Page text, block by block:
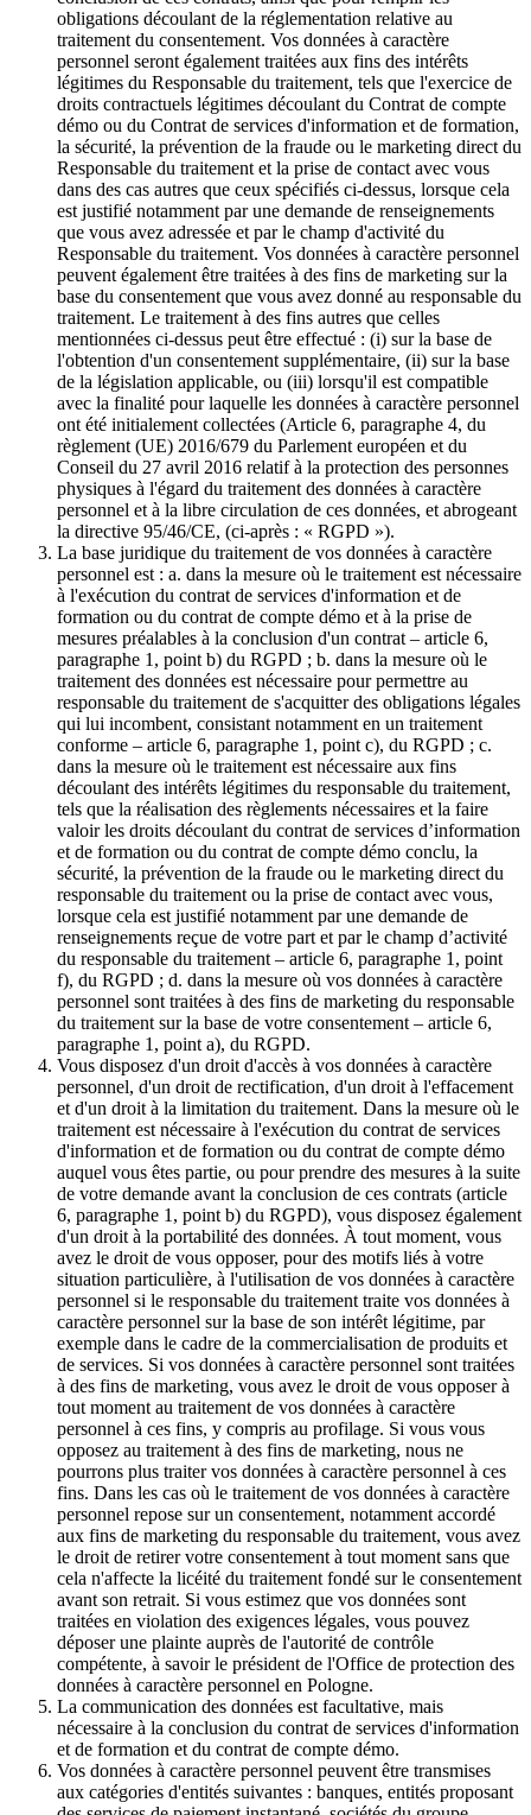
obligations découlant de la réglementation relative au
traitement du consentement. Vos données à caractère
personnel seront également traitées aux fins des intérêts
légitimes du Responsable du traitement, tels que l'exercice de
droits contractuels légitimes découlant du Contrat de compte
démo ou du Contrat de services d'information et de formation,
la sécurité, la prévention de la fraude ou le marketing direct du
Responsable du traitement et la prise de contact avec vous
dans des cas autres que ceux spécifiés ci-dessus, lorsque cela
est justifié notamment par une demande de renseignements
que vous avez adressée et par le champ d'activité du
Responsable du traitement. Vos données à caractère personnel
peuvent également être traitées à des fins de marketing sur la
base du consentement que vous avez donné au responsable du
traitement. Le traitement à des fins autres que celles
mentionnées ci-dessus peut être effectué : (i) sur la base de
l'obtention d'un consentement supplémentaire, (ii) sur la base
de la législation applicable, ou (iii) lorsqu'il est compatible
avec la finalité pour laquelle les données à caractère personnel
ont été initialement collectées (Article 6, paragraphe 4, du
règlement (UE) 2016/679 du Parlement européen et du
Conseil du 27 avril 2016 relatif à la protection des personnes
physiques à l'égard du traitement des données à caractère
personnel et à la libre circulation de ces données, et abrogeant
la directive 95/46/CE, (ci-après : « RGPD »).
La base juridique du traitement de vos données à caractère
personnel est : a. dans la mesure où le traitement est nécessaire
à l'exécution du contrat de services d'information et de
formation ou du contrat de compte démo et à la prise de
mesures préalables à la conclusion d'un contrat – article 6,
paragraphe 1, point b) du RGPD ; b. dans la mesure où le
traitement des données est nécessaire pour permettre au
responsable du traitement de s'acquitter des obligations légales
qui lui incombent, consistant notamment en un traitement
conforme – article 6, paragraphe 1, point c), du RGPD ; c.
dans la mesure où le traitement est nécessaire aux fins
découlant des intérêts légitimes du responsable du traitement,
tels que la réalisation des règlements nécessaires et la faire
valoir les droits découlant du contrat de services d’information
et de formation ou du contrat de compte démo conclu, la
sécurité, la prévention de la fraude ou le marketing direct du
responsable du traitement ou la prise de contact avec vous,
lorsque cela est justifié notamment par une demande de
renseignements reçue de votre part et par le champ d’activité
du responsable du traitement – article 6, paragraphe 1, point
f), du RGPD ; d. dans la mesure où vos données à caractère
personnel sont traitées à des fins de marketing du responsable
du traitement sur la base de votre consentement – article 6,
paragraphe 1, point a), du RGPD.
Vous disposez d'un droit d'accès à vos données à caractère
personnel, d'un droit de rectification, d'un droit à l'effacement
et d'un droit à la limitation du traitement. Dans la mesure où le
traitement est nécessaire à l'exécution du contrat de services
d'information et de formation ou du contrat de compte démo
auquel vous êtes partie, ou pour prendre des mesures à la suite
de votre demande avant la conclusion de ces contrats (article
6, paragraphe 1, point b) du RGPD), vous disposez également
d'un droit à la portabilité des données. À tout moment, vous
avez le droit de vous opposer, pour des motifs liés à votre
situation particulière, à l'utilisation de vos données à caractère
personnel si le responsable du traitement traite vos données à
caractère personnel sur la base de son intérêt légitime, par
exemple dans le cadre de la commercialisation de produits et
de services. Si vos données à caractère personnel sont traitées
à des fins de marketing, vous avez le droit de vous opposer à
tout moment au traitement de vos données à caractère
personnel à ces fins, y compris au profilage. Si vous vous
opposez au traitement à des fins de marketing, nous ne
pourrons plus traiter vos données à caractère personnel à ces
fins. Dans les cas où le traitement de vos données à caractère
personnel repose sur un consentement, notamment accordé
aux fins de marketing du responsable du traitement, vous avez
le droit de retirer votre consentement à tout moment sans que
cela n'affecte la licéité du traitement fondé sur le consentement
avant son retrait. Si vous estimez que vos données sont
traitées en violation des exigences légales, vous pouvez
déposer une plainte auprès de l'autorité de contrôle
compétente, à savoir le président de l'Office de protection des
données à caractère personnel en Pologne.
La communication des données est facultative, mais
nécessaire à la conclusion du contrat de services d'information
et de formation et du contrat de compte démo.
Vos données à caractère personnel peuvent être transmises
aux catégories d'entités suivantes : banques, entités proposant